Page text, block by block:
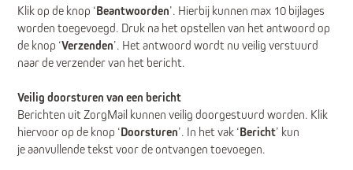
Klik op de knop ‘Beantwoorden’. Hierbij kunnen max 10 bijlages
worden toegevoegd. Druk na het opstellen van het antwoord op
de knop ‘Verzenden’. Het antwoord wordt nu veilig verstuurd
naar de verzender van het bericht.
Veilig doorsturen van een bericht
Berichten uit ZorgMail kunnen veilig doorgestuurd worden. Klik
hiervoor op de knop ‘Doorsturen’. In het vak ‘Bericht’ kun
je aanvullende tekst voor de ontvangen toevoegen.